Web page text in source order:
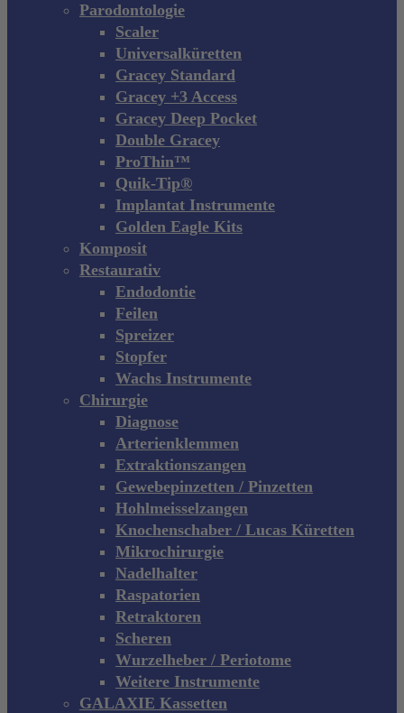
Parodontologie
Scaler
Universalküretten
Gracey Standard
Gracey +3 Access
Gracey Deep Pocket
Double Gracey
ProThin™
Quik-Tip®
Implantat Instrumente
Golden Eagle Kits
Komposit
Restaurativ
Endodontie
Feilen
Spreizer
Stopfer
Wachs Instrumente
Chirurgie
Diagnose
Arterienklemmen
Extraktionszangen
Gewebepinzetten / Pinzetten
Hohlmeisselzangen
Knochenschaber / Lucas Küretten
Mikrochirurgie
Nadelhalter
Raspatorien
Retraktoren
Scheren
Wurzelheber / Periotome
Weitere Instrumente
GALAXIE Kassetten